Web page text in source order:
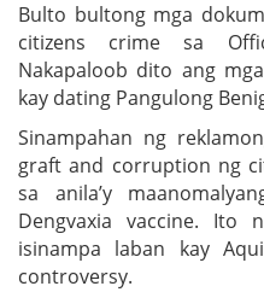
Bulto bultong mga
citizens crime sa
Nakapaloob dito ang
kay dating Pangulong
Sinampahan ng
graft and corruption ng
sa anila’y
Dengvaxia vaccine. Ito
isinampa laban kay
controversy.